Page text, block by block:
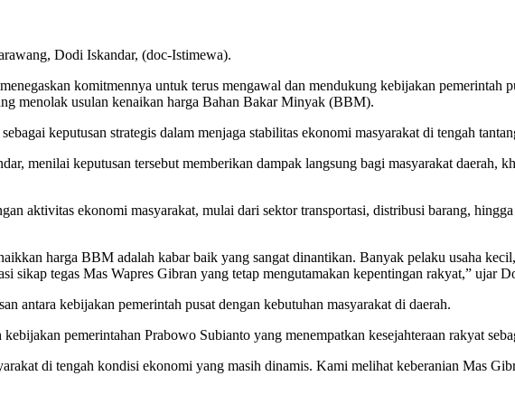
Dodi Iskandar, (doc-Istimewa).
komitmennya untuk terus mengawal dan mendukung kebijakan pemerintah
menolak usulan kenaikan harga Bahan Bakar Minyak (BBM).
keputusan strategis dalam menjaga stabilitas ekonomi masyarakat di tengah
menilai keputusan tersebut memberikan dampak langsung bagi masyarakat daerah,
aktivitas ekonomi masyarakat, mulai dari sektor transportasi, distribusi barang,
harga BBM adalah kabar baik yang sangat dinantikan. Banyak pelaku usaha
sikap tegas Mas Wapres Gibran yang tetap mengutamakan kepentingan rakyat,” ujar
antara kebijakan pemerintah pusat dengan kebutuhan masyarakat di daerah.
pemerintahan Prabowo Subianto yang menempatkan kesejahteraan rakyat
di tengah kondisi ekonomi yang masih dinamis. Kami melihat keberanian Mas